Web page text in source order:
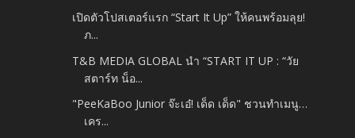
เปิดตัวโปสเตอร์แรก “Start It Up” ให้คนพร้อมลุย!
ภ...
T&B MEDIA GLOBAL นำ “START IT UP : “วัย
สตาร์ท น็อ...
"PeeKaBoo Junior จ๊ะเอ๋! เด็ด เด็ด" ชวนทำเมนู…
เคร...